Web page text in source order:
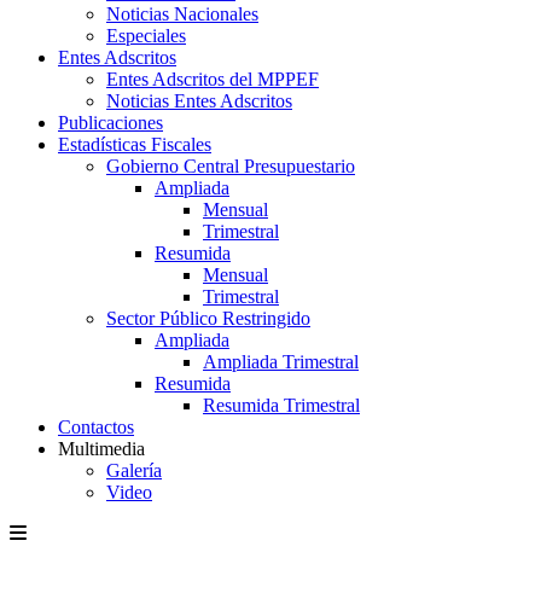
Noticias Nacionales
Especiales
Entes Adscritos
Entes Adscritos del MPPEF
Noticias Entes Adscritos
Publicaciones
Estadísticas Fiscales
Gobierno Central Presupuestario
Ampliada
Mensual
Trimestral
Resumida
Mensual
Trimestral
Sector Público Restringido
Ampliada
Ampliada Trimestral
Resumida
Resumida Trimestral
Contactos
Multimedia
Galería
Video